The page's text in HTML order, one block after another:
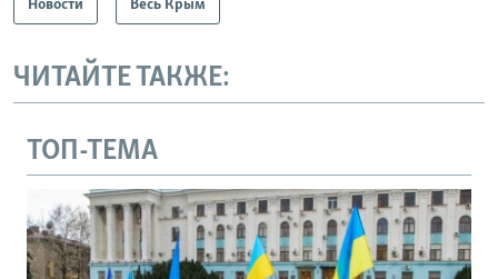
Новости Весь Крым
ЧИТАЙТЕ ТАКЖЕ:
ТОП-ТЕМА